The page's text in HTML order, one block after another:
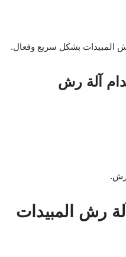
المبيدات بشكل سريع وفعال.
آلة رش
رش المبيدات